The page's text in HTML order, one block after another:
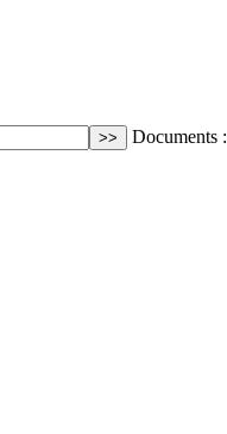
Documents :